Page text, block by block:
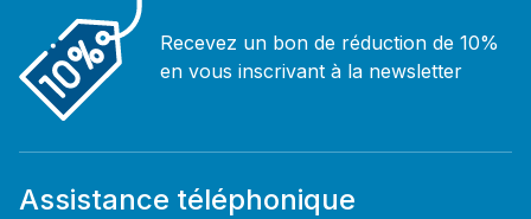
Recevez un bon de réduction de 10%
en vous inscrivant à la newsletter
Assistance téléphonique